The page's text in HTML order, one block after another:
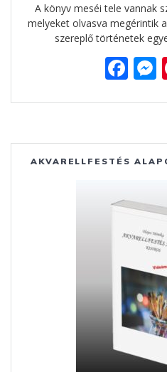
A könyv meséi tele vannak
melyeket olvasva megérintik
szereplő történetek
F
ac
e
b
o
k
AKVARELLFESTÉS